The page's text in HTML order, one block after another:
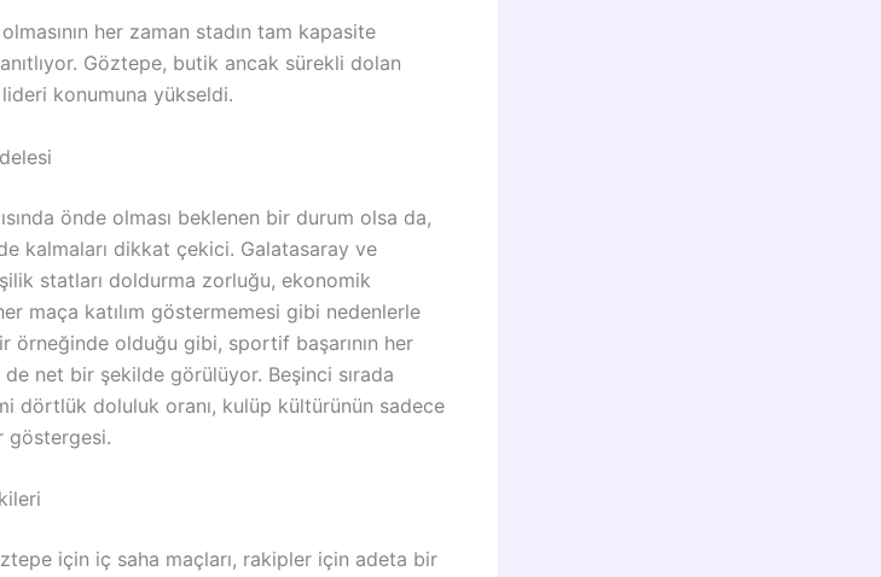
her zaman stadın tam kapasite
Göztepe, butik ancak sürekli dolan
konumuna yükseldi.
önde olması beklenen bir durum olsa da,
kalmaları dikkat çekici. Galatasaray ve
statları doldurma zorluğu, ekonomik
maça katılım göstermemesi gibi nedenlerle
örneğinde olduğu gibi, sportif başarının her
net bir şekilde görülüyor. Beşinci sırada
dörtlük doluluk oranı, kulüp kültürünün sadece
göstergesi.
için iç saha maçları, rakipler için adeta bir